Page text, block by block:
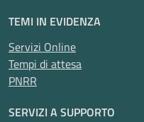
TEMI IN EVIDENZA
Servizi Online
Tempi di attesa
PNRR
SERVIZI A SUPPORTO